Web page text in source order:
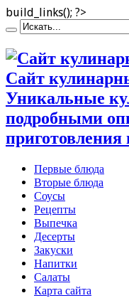
build_links(); ?>
Сайт
Уникальные
подробными
Первые блюда
Вторые блюда
Соусы
Рецепты
Выпечка
Десерты
Закуски
Напитки
Салаты
Карта сайта